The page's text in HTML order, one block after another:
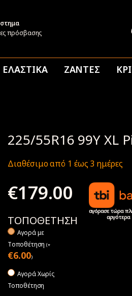
πρόσβασης
ΕΛΑΣΤΙΚΑ ΖΑΝΤΕΣ
225/55R16 99Y XL
Διαθέσιμο από 1 έως 3 ημέρες
€179.00
αγόρασε τώρα
αργότερα
ΤΟΠΟΘΕΤΗΣΗ
Αγορά με
Tοποθέτηση(+
€6.00)
Αγορά Χωρίς
Τοποθέτηση